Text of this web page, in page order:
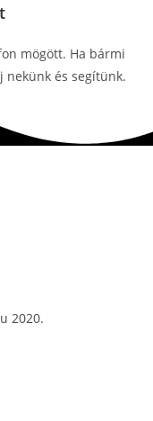
mögött. Ha bármi
nekünk és segítünk.
2020.